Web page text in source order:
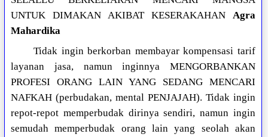
UNTUK DIMAKAN AKIBAT KESERAKAHAN Agra
Mahardika
Tidak ingin berkorban membayar kompensasi tarif
layanan jasa, namun inginnya MENGORBANKAN
PROFESI ORANG LAIN YANG SEDANG MENCARI
NAFKAH (perbudakan, mental PENJAJAH). Tidak ingin
repot-repot memperbudak dirinya sendiri, namun ingin
semudah memperbudak orang lain yang seolah akan